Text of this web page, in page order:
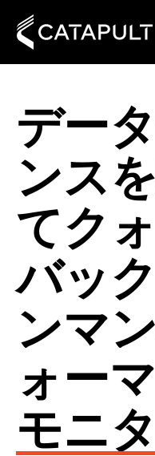
デー
ンス
てク
バッ
ンマ
ォー
モニ